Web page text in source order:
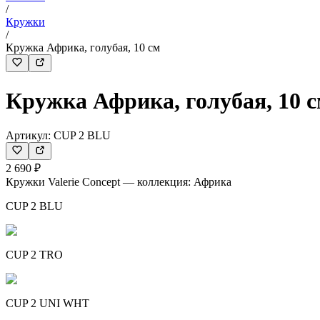
/
Кружки
/
Кружка Африка, голубая, 10 см
Кружка Африка, голубая, 10
Артикул: CUP 2 BLU
2 690 ₽
Кружки Valerie Concept — коллекция: Африка
CUP 2 BLU
CUP 2 TRO
CUP 2 UNI WHT